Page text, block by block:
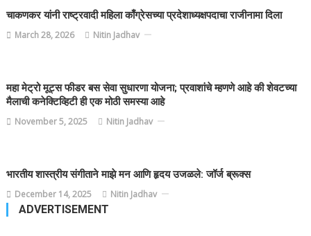
चाकणकर यांनी राष्ट्रवादी महिला काँग्रेसच्या प्रदेशाध्यक्षपदाचा राजीनामा दिला
March 28, 2026 Nitin Jadhav
महा मेट्रो मूट्स फीडर बस सेवा सुधारणा योजना; प्रवाशांचे म्हणणे आहे की शेवटच्या
मैलाची कनेक्टिव्हिटी ही एक मोठी समस्या आहे
November 5, 2025 Nitin Jadhav
भारतीय शास्त्रीय संगीताने माझे मन आणि हृदय उजळले: जॉर्ज ब्रूक्स
December 14, 2025 Nitin Jadhav
ADVERTISEMENT